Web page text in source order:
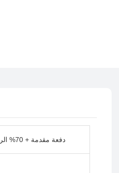
30% دفعة مقدمة + 70% الرصيد المتبقي